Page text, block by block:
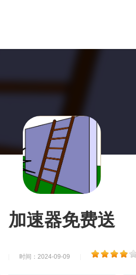
加速器免费送
时间：2024-09-09